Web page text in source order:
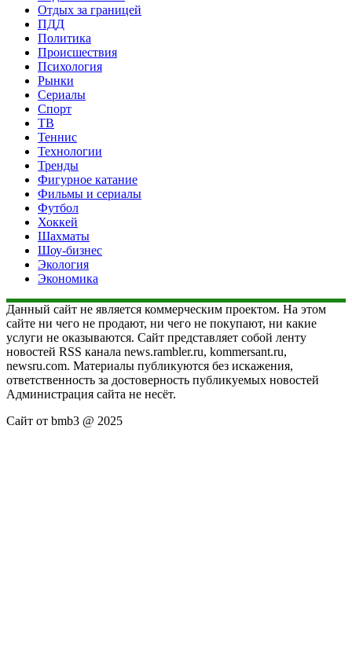
Отдых за границей
ПДД
Политика
Происшествия
Психология
Рынки
Сериалы
Спорт
ТВ
Теннис
Технологии
Тренды
Фигурное катание
Фильмы и сериалы
Футбол
Хоккей
Шахматы
Шоу-бизнес
Экология
Экономика
Данный сайт не является коммерческим проектом. На этом
сайте ни чего не продают, ни чего не покупают, ни какие
услуги не оказываются. Сайт представляет собой ленту
новостей RSS канала news.rambler.ru, kommersant.ru,
newsru.com. Материалы публикуются без искажения,
ответственность за достоверность публикуемых новостей
Администрация сайта не несёт.
Сайт от bmb3 @ 2025